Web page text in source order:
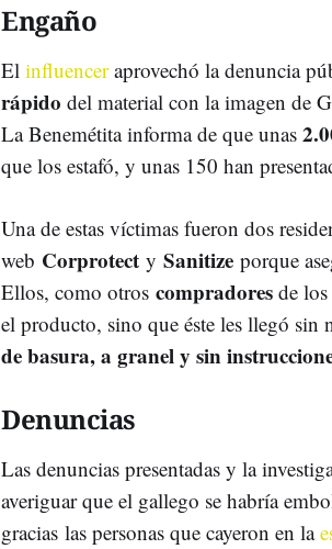
Engaño
El influenceraprovechó la denuncia
rápido del material con la imagen de
La Benemétita informa de que unas
que los estafó, y unas 150 han
Una de estas víctimas fueron dos
web Corprotect y Sanitize porque
Ellos, como otros compradores de
el producto, sino que éste les llegó sin
de basura, a granel y sin
Denuncias
Las denuncias presentadas y la
averiguar que el gallego se habría
gracias las personas que cayeron en la